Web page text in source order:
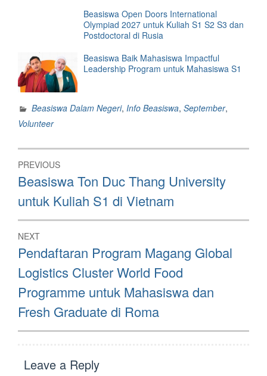
Beasiswa Open Doors International
Olympiad 2027 untuk Kuliah S1 S2 S3 dan
Postdoctoral di Rusia
Beasiswa Baik Mahasiswa Impactful
Leadership Program untuk Mahasiswa S1
Beasiswa Dalam Negeri, Info Beasiswa, September,
Volunteer
Post
navigation
PREVIOUS
Previous
post:
Beasiswa Ton Duc Thang University
untuk Kuliah S1 di Vietnam
NEXT
Next
post:
Pendaftaran Program Magang Global
Logistics Cluster World Food
Programme untuk Mahasiswa dan
Fresh Graduate di Roma
Leave a Reply